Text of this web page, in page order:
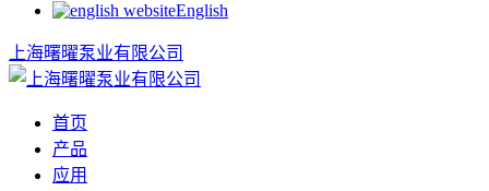
English
上海曙曜泵业有限公司
首页
产品
应用